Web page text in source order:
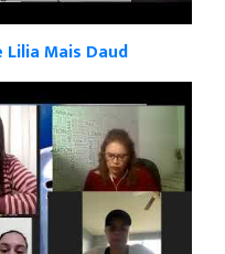
Mais Daud